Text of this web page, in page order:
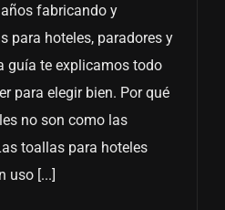
fabricando y
para hoteles, paradores y
guía te explicamos todo
para elegir bien. Por qué
no son como las
toallas para hoteles
uso [...]